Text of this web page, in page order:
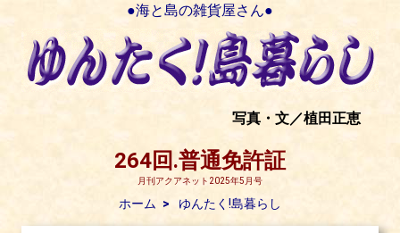
●海と島の雑貨屋さん●
写真・文／植田正恵
264回.普通免許証
月刊アクアネット2025年5月号
ホーム ゆんたく!島暮らし